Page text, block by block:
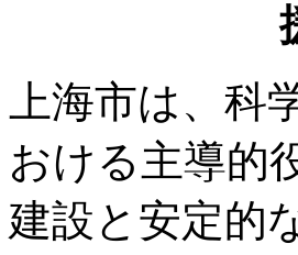
上海市は、
おける主導的
建設と安定的